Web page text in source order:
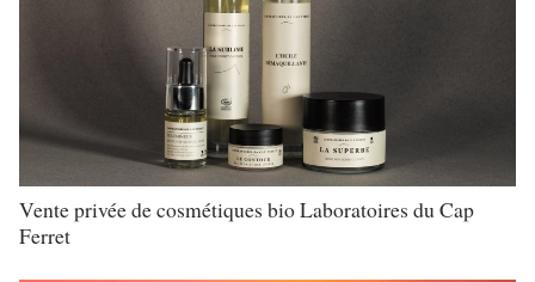
Vente privée de cosmétiques bio Laboratoires du Cap
Ferret